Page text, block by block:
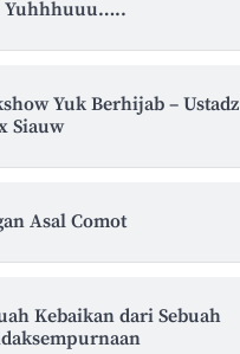
Yuhhhuuu…..
Yuk Berhijab – Ustadz
Siauw
Asal Comot
Kebaikan dari Sebuah